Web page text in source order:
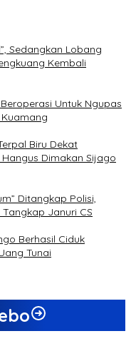
Sedangkan Lobang
Kembali
Untuk Ngupas
Biru Dekat
Dimakan Sijago
Ditangkap Polisi,
Januri CS
Berhasil Ciduk
Tunai